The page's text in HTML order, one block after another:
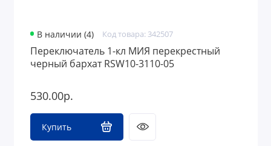
В наличии (4) Код товара: 342507
Переключатель 1-кл МИЯ перекрестный
черный бархат RSW10-3110-05
530.00р.
Купить